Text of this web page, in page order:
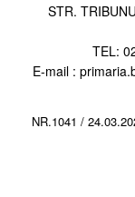
STR.
TEL:
E-mail :
NR.1041 /